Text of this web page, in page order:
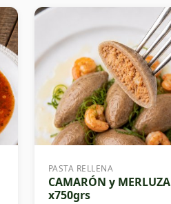
PASTA RELLENA
CAMARÓN y MERLUZA
x750grs